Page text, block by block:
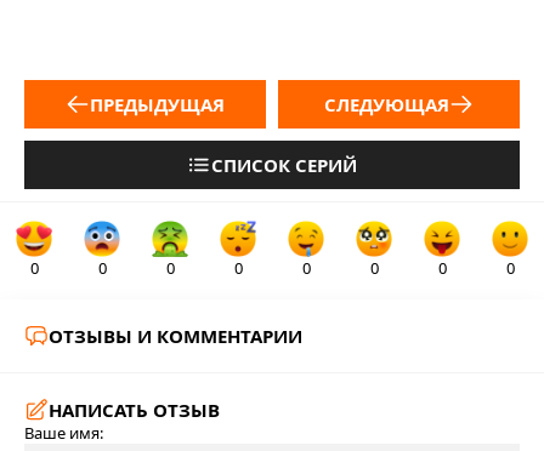
ПРЕДЫДУЩАЯ
СПИСОК СЕРИЙ
СЛЕДУЮЩАЯ
0 0 0 0 0 0 0 0
ОТЗЫВЫ И КОММЕНТАРИИ
НАПИСАТЬ ОТЗЫВ
Ваше имя: